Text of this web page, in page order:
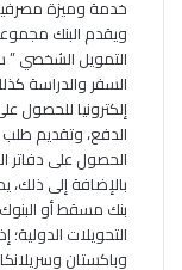
خدمة وميزة
ويقدم البنك
التمويل الشخصي ”
السفر والدراسة
إلكترونيا للحصول
الدفع، وتقديم
الحصول على دفاتر
بالإضافة إلى ذلك،
بنك مسقط أو
التحويلات الدولية؛
وباكستان